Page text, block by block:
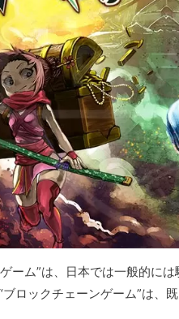
ーム”は、日本では一般的に
ロックチェーンゲーム”は、